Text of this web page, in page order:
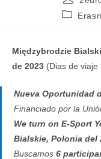
de
la
entrada:
Międzybrodzie
de 2023 (Dias de viaje
Nueva Oportunidad
Financiado por la
We turn on E-Sport
Bialskie, Polonia del
Buscamos 6